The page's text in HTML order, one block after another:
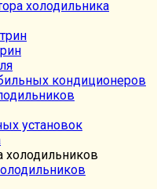
холодильника
кондиционеров
установок